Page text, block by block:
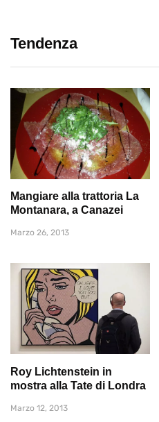
Tendenza
Mangiare alla trattoria La
Montanara, a Canazei
Marzo 26, 2013
Roy Lichtenstein in
mostra alla Tate di Londra
Marzo 12, 2013